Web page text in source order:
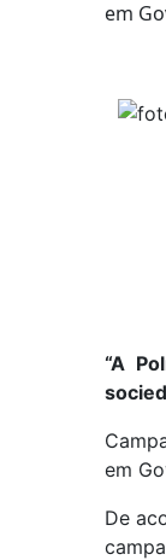
“A
em
De